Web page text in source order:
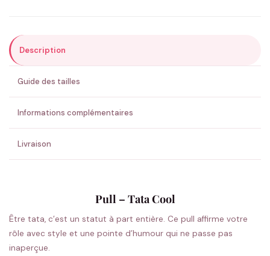
ENVOYER MA DEMANDE ✨
💚 Retour sous 24-48h🇫🇷 Flocage en France✅ Validation avant fabrication
Description
Guide des tailles
Informations complémentaires
Livraison
Pull – Tata Cool
Être tata, c’est un statut à part entière. Ce pull affirme votre
rôle avec style et une pointe d’humour qui ne passe pas
inaperçue.